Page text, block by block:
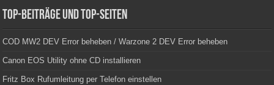
Top-Beiträge und Top-Seiten
COD MW2 DEV Error beheben / Warzone 2 DEV Error beheben
Canon EOS Utility ohne CD installieren
Fritz Box Rufumleitung per Telefon einstellen